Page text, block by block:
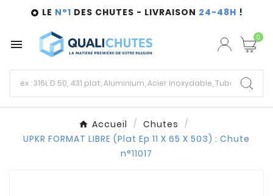
 LE N°1 DES CHUTES - LIVRAISON 24-48H !
 0
Accueil
Chutes
UPKR FORMAT LIBRE (Plat Ep 11 X 65 X 503) : Chute
n°11017